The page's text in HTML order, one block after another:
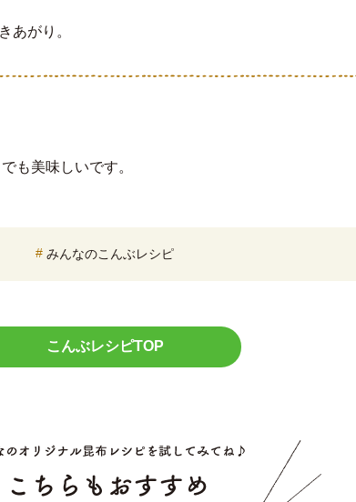
あがり。
も美味しいです。
みんなのこんぶレシピ
こんぶレシピTOP